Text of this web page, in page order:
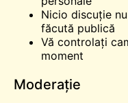
Nicio discuție
făcută publică
Vă controlați
moment
Moderație